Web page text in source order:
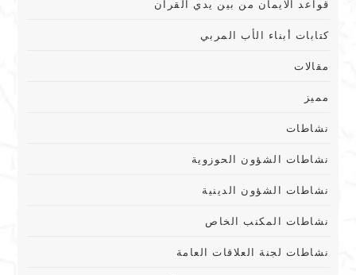
قواعد الايمان من بين يدي القرآن
كتابات أبناء الأب المربي
مقالات
مميز
نشاطات
نشاطات الشؤون الحوزوية
نشاطات الشؤون الدينية
نشاطات المكنب الخاص
نشاطات لجنة العلاقات العامة